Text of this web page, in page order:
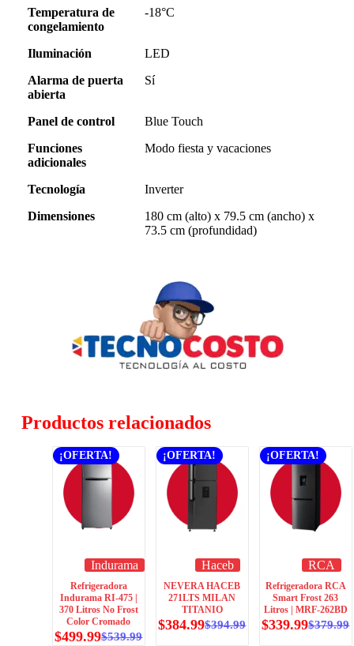
Temperatura de
congelamiento
-18°C
Iluminación
LED
Alarma de puerta
abierta
Sí
Panel de control
Blue Touch
Funciones
adicionales
Modo fiesta y vacaciones
Tecnología
Inverter
Dimensiones
180 cm (alto) x 79.5 cm (ancho) x
73.5 cm (profundidad)
Productos relacionados
¡OFERTA!
Indurama
Refrigeradora
Indurama RI-475 |
370 Litros No Frost
Color Cromado
$539.99
$499.99
¡OFERTA!
Haceb
NEVERA HACEB
271LTS MILAN
TITANIO
$394.99
$384.99
¡OFERTA!
RCA
Refrigeradora RCA
Smart Frost 263
Litros | MRF-262BD
$379.99
$339.99